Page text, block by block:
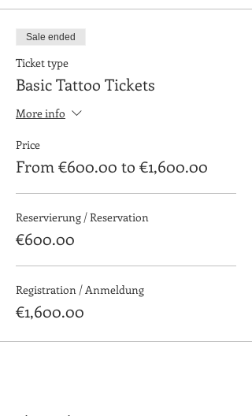
Sale ended
Ticket type
Basic Tattoo Tickets
More info
Price
From €600.00 to €1,600.00
Reservierung / Reservation
€600.00
Registration / Anmeldung
€1,600.00